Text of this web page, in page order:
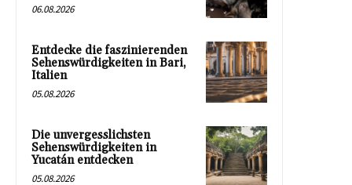
06.08.2026
Entdecke die faszinierenden
Sehenswürdigkeiten in Bari,
Italien
05.08.2026
Die unvergesslichsten
Sehenswürdigkeiten in
Yucatán entdecken
05.08.2026